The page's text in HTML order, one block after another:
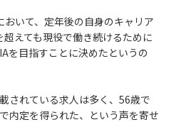
いて、定年後の自身のキャリア
えても現役で働き続けるために
を目指すことに決めたというの
されている求人は多く、56歳で
内定を得られた、という声を寄せ